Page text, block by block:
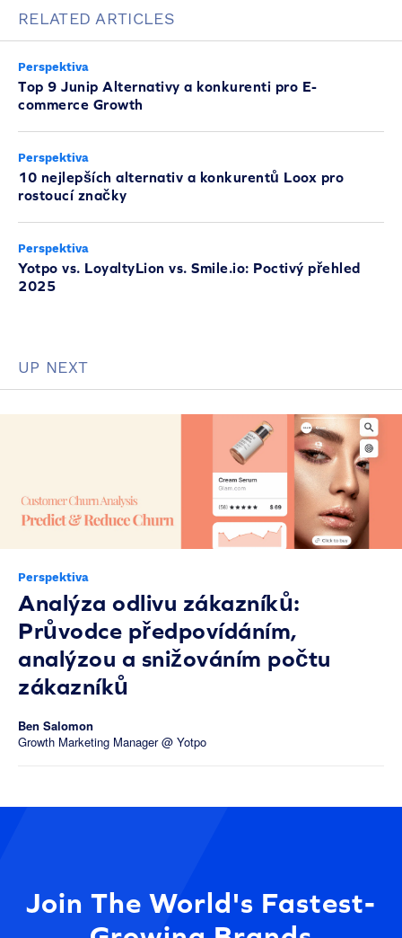
RELATED ARTICLES
Perspektiva
Top 9 Junip Alternativy a konkurenti pro E-
commerce Growth
Perspektiva
10 nejlepších alternativ a konkurentů Loox pro
rostoucí značky
Perspektiva
Yotpo vs. LoyaltyLion vs. Smile.io: Poctivý přehled
2025
UP NEXT
Perspektiva
Analýza odlivu zákazníků:
Průvodce předpovídáním,
analýzou a snižováním počtu
zákazníků
Ben Salomon
Growth Marketing Manager @ Yotpo
Join The World's Fastest-